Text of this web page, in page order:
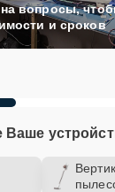
Ваше
вопросы,
и сроков